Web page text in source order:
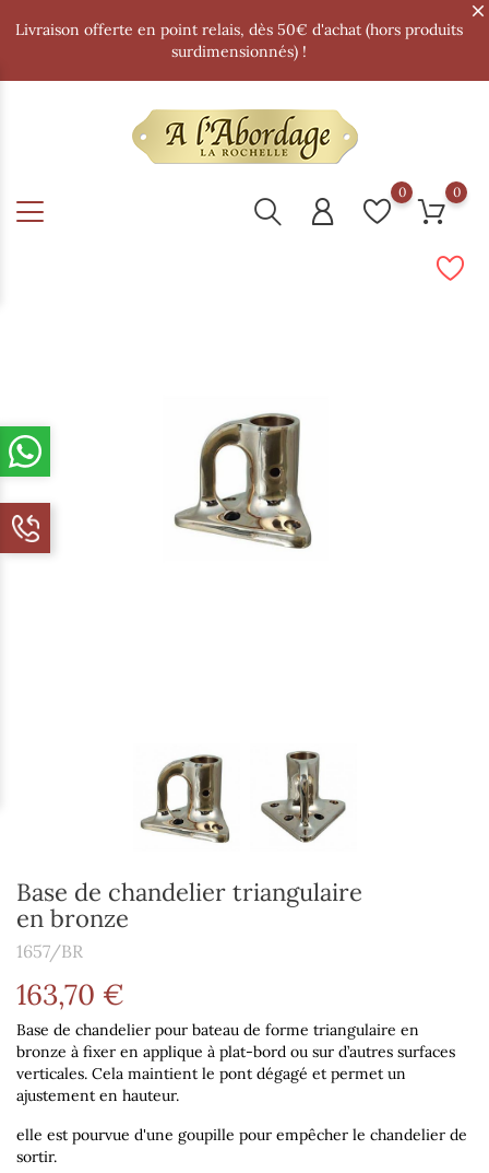
Livraison offerte en point relais, dès 50€ d'achat (hors produits
surdimensionnés) !
0 0
Base de chandelier triangulaire
en bronze
1657/BR
163,70 €
Base de chandelier pour bateau de forme triangulaire en
bronze à fixer en applique à plat-bord ou sur d’autres surfaces
verticales. Cela maintient le pont dégagé et permet un
ajustement en hauteur.
elle est pourvue d'une goupille pour empêcher le chandelier de
sortir.